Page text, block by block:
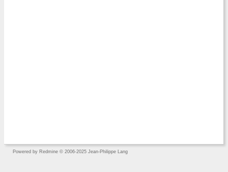
Powered by Redmine © 2006-2025 Jean-Philippe Lang